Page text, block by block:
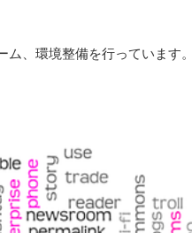
、環境整備を行っています。